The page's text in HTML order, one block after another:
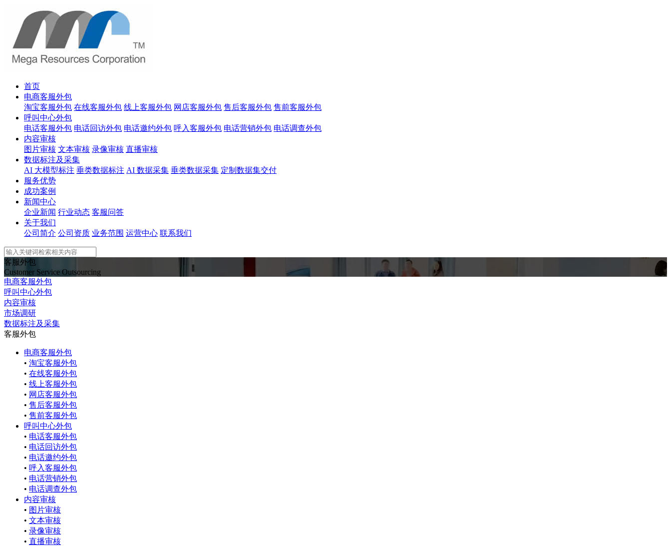
首页
电商客服外包
淘宝客服外包 在线客服外包 线上客服外包 网店客服外包 售后客服外包 售前客服外包
呼叫中心外包
电话客服外包 电话回访外包 电话邀约外包 呼入客服外包 电话营销外包 电话调查外包
内容审核
图片审核 文本审核 录像审核 直播审核
数据标注及采集
AI 大模型标注 垂类数据标注 AI 数据采集 垂类数据采集 定制数据集交付
服务优势
成功案例
新闻中心
企业新闻 行业动态 客服问答
关于我们
公司简介 公司资质 业务范围 运营中心 联系我们
客服外包
Customer Service Outsourcing
电商客服外包
呼叫中心外包
内容审核
市场调研
数据标注及采集
客服外包
电商客服外包
• 淘宝客服外包
• 在线客服外包
• 线上客服外包
• 网店客服外包
• 售后客服外包
• 售前客服外包
呼叫中心外包
• 电话客服外包
• 电话回访外包
• 电话邀约外包
• 呼入客服外包
• 电话营销外包
• 电话调查外包
内容审核
• 图片审核
• 文本审核
• 录像审核
• 直播审核